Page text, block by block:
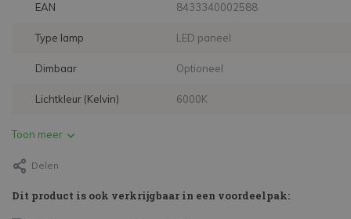
EAN 8433340002588
Type lamp LED paneel
Dimbaar Optioneel
Lichtkleur (Kelvin) 6000K
Toon meer
Delen
Dit product is ook verkrijgbaar in een voordeelpak: